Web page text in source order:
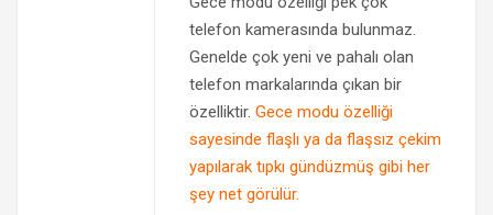
telefon kamerasında bulunmaz.
Genelde çok yeni ve pahalı olan
telefon markalarında çıkan bir
özelliktir. Gece modu özelliği
sayesinde flaşlı ya da flaşsız çekim
yapılarak tıpkı gündüzmüş gibi her
şey net görülür.